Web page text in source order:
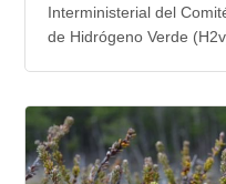
Interministerial del
de Hidrógeno Verde